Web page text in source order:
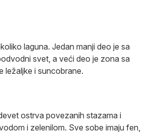
laguna. Jedan manji deo je sa
svet, a veći deo je zona sa
ležaljke i suncobrane.
ostrva povezanih stazama i
i zelenilom. Sve sobe imaju fen,